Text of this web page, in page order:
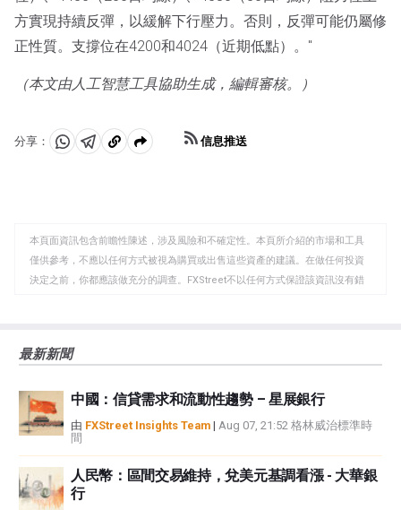
方實現持續反彈，以緩解下行壓力。否則，反彈可能仍屬修
正性質。支撐位在4200和4024（近期低點）。"
（本文由人工智慧工具協助生成，編輯審核。）
分享：
分 分 複
板
信息推送
本頁面資訊包含前瞻性陳述，涉及風險和不確定性。本頁所介紹的市場和工具
僅供參考，不應以任何方式被視為購買或出售這些資產的建議。在做任何投資
決定之前，你都應該做充分的調查。FXStreet不以任何方式保證該資訊沒有錯
觀點，並不代表FXStreet或其廣告商的官方政策或立場。作者不對本頁連結的
如果文章正文中沒有明確提到，在撰寫本文時，作者在本文中提到的任何股票
中都沒有頭寸，也沒有與文中提到的任何公司有業務關係。除了FXStreet，作
者沒有收到撰寫這篇文章的報酬。
FXStreet和作者不提供個性化的建議。作者對該資訊的準確性、完整性或適用
性不作任何陳述。FXStreet和作者將不承擔任何錯誤，遺漏或任何損失，傷害
或損害由此資訊及其顯示或使用引起的。錯誤和遺漏除外。本文作者和
最新新聞
中國：信貸需求和流動性趨勢 – 星展銀行
由 FXStreet Insights Team | Aug 07, 21:52 格林威治標準時
間
人民幣：區間交易維持，兌美元基調看漲 - 大華銀
行